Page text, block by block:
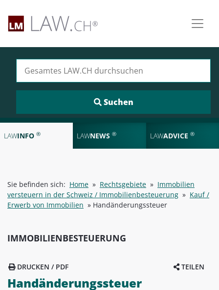
LAWINFO ® LAWNEWS ® LAWADVICE ®
Sie befinden sich: Home » Rechtsgebiete » Immobilien
versteuern in der Schweiz / Immobilienbesteuerung » Kauf /
Erwerb von Immobilien » Handänderungssteuer
IMMOBILIENBESTEUERUNG
TEILEN
DRUCKEN / PDF
Handänderungssteuer